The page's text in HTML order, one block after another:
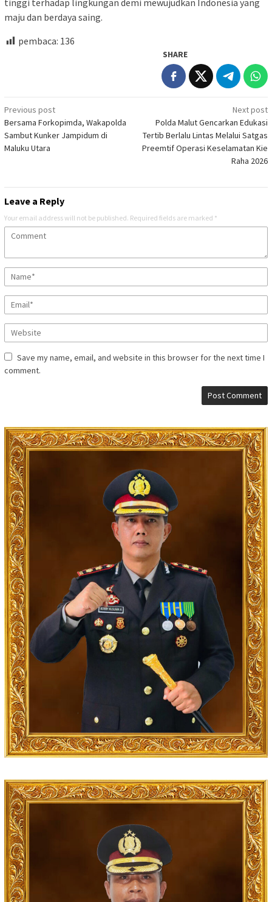
tinggi terhadap lingkungan demi mewujudkan Indonesia yang
maju dan berdaya saing.
pembaca: 136
SHARE
Post
navigation
Previous post
Bersama Forkopimda, Wakapolda
Sambut Kunker Jampidum di
Maluku Utara
Next post
Polda Malut Gencarkan Edukasi
Tertib Berlalu Lintas Melalui Satgas
Preemtif Operasi Keselamatan Kie
Raha 2026
Leave a Reply
Your email address will not be published. Required fields are marked *
Save my name, email, and website in this browser for the next time I
comment.